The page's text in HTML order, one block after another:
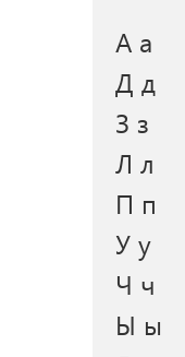
А а
Д д
З з
Л л
П п
У у
Ч ч
Ы ы